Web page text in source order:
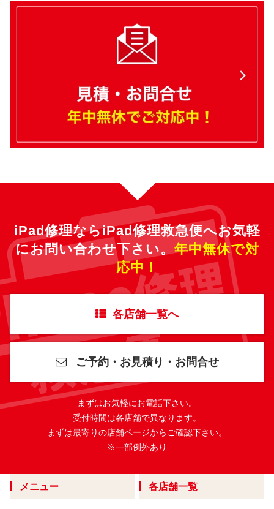
iPad修理ならiPad修理救急便へお気軽
にお問い合わせ下さい。年中無休で対
応中！
各店舗一覧へ
ご予約・お見積り・お問合せ
まずはお気軽にお電話下さい。
受付時間は各店舗で異なります。
まずは最寄りの店舗ページからご確認下さい。
※一部例外あり
メニュー 各店舗一覧